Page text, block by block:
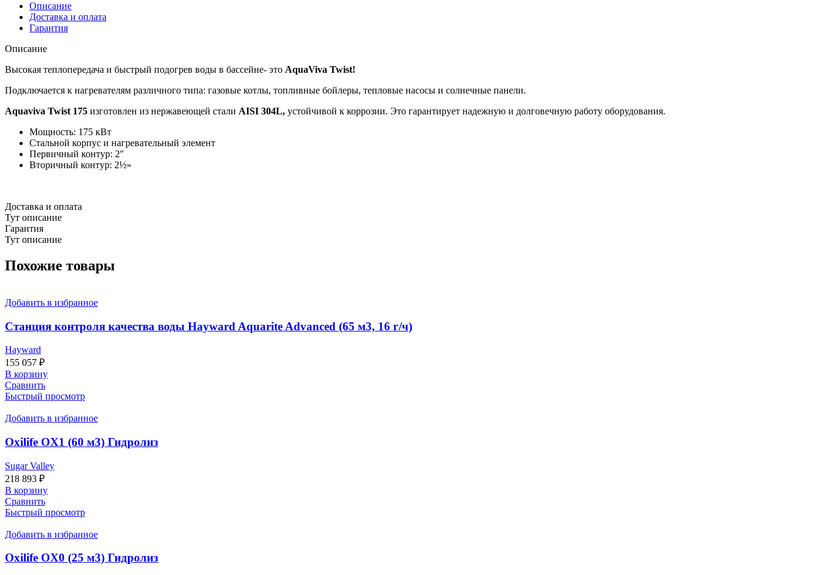
Описание
Доставка и оплата
Гарантия
Описание
Высокая теплопередача и быстрый подогрев воды в бассейне- это AquaViva Twist!
Подключается к нагревателям различного типа: газовые котлы, топливные бойлеры, тепловые насосы и солнечные панели.
Aquaviva Twist 175 изготовлен из нержавеющей стали AISI 304L, устойчивой к коррозии. Это гарантирует надежную и долговечную работу оборудования.
Мощность: 175 кВт
Стальной корпус и нагревательный элемент
Первичный контур: 2″
Вторичный контур: 2½»
Доставка и оплата
Тут описание
Гарантия
Тут описание
Похожие товары
Добавить в избранное
Станция контроля качества воды Hayward Aquarite Advanced (65 м3, 16 г/ч)
Hayward
155 057 ₽
В корзину
Сравнить
Быстрый просмотр
Добавить в избранное
Oxilife OX1 (60 м3) Гидролиз
Sugar Valley
218 893 ₽
В корзину
Сравнить
Быстрый просмотр
Добавить в избранное
Oxilife OX0 (25 м3) Гидролиз